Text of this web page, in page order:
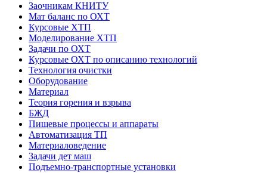
Заочникам КНИТУ
Мат баланс по ОХТ
Курсовые ХТП
Моделирование ХТП
Задачи по ОХТ
Курсовые ОХТ по описанию технологий
Технология очистки
Оборудование
Материал
Теория горения и взрыва
БЖД
Пищевые процессы и аппараты
Автоматизация ТП
Материаловедение
Задачи дет маш
Подъемно-транспортные установки